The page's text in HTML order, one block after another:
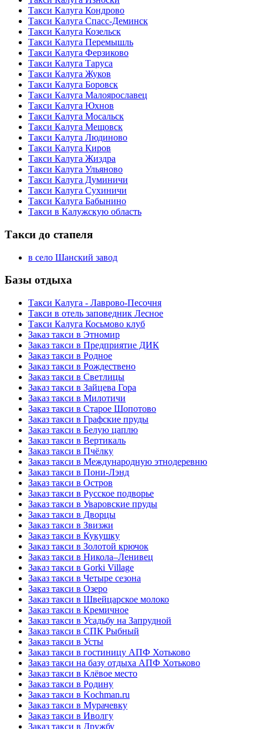
Такси Калуга Кондрово
Такси Калуга Спасс-Деминск
Такси Калуга Козельск
Такси Калуга Перемышль
Такси Калуга Ферзиково
Такси Калуга Таруса
Такси Калуга Жуков
Такси Калуга Боровск
Такси Калуга Малоярославец
Такси Калуга Юхнов
Такси Калуга Мосальск
Такси Калуга Мещовск
Такси Калуга Людиново
Такси Калуга Киров
Такси Калуга Жиздра
Такси Калуга Ульяново
Такси Калуга Думиничи
Такси Калуга Сухиничи
Такси Калуга Бабынино
Такси в Калужскую область
Такси до стапеля
в село Шанский завод
Базы отдыха
Такси Калуга - Лаврово-Песочня
Такси в отель заповедник Лесное
Такси Калуга Косьмово клуб
Заказ такси в Этномир
Заказ такси в Предприятие ДИК
Заказ такси в Родное
Заказ такси в Рождествено
Заказ такси в Светлицы
Заказ такси в Зайцева Гора
Заказ такси в Милотичи
Заказ такси в Старое Шопотово
Заказ такси в Графские пруды
Заказ такси в Белую цаплю
Заказ такси в Вертикаль
Заказ такси в Пчёлку
Заказ такси в Международную этнодеревню
Заказ такси в Пони-Лэнд
Заказ такси в Остров
Заказ такси в Русское подворье
Заказ такси в Уваровские пруды
Заказ такси в Дворцы
Заказ такси в Звизжи
Заказ такси в Кукушку
Заказ такси в Золотой крючок
Заказ такси в Никола–Ленивец
Заказ такси в Gorki Village
Заказ такси в Четыре сезона
Заказ такси в Озеро
Заказ такси в Швейцарское молоко
Заказ такси в Кремичное
Заказ такси в Усадьбу на Запрудной
Заказ такси в СПК Рыбный
Заказ такси в Усты
Заказ такси в гостиницу АПФ Хотьково
Заказ такси на базу отдыха АПФ Хотьково
Заказ такси в Клёвое место
Заказ такси в Родину
Заказ такси в Kochman.ru
Заказ такси в Мурачевку
Заказ такси в Иволгу
Заказ такси в Дружбу